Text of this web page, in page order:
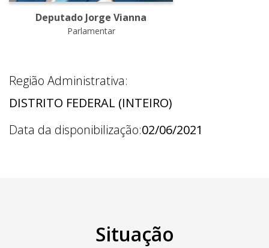
Deputado Jorge Vianna
Parlamentar
Região Administrativa:
DISTRITO FEDERAL (INTEIRO)
Data da disponibilização:02/06/2021
Situação